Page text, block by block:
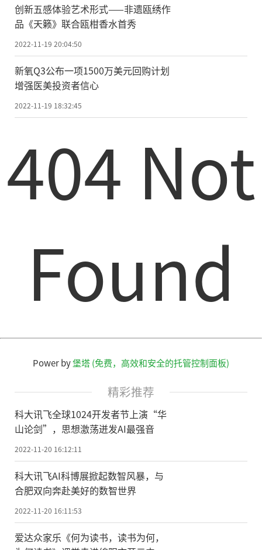
创新五感体验艺术形式——非遗瓯绣作
品《天籁》联合瓯柑香水首秀
2022-11-19 20:04:50
新氧Q3公布一项1500万美元回购计划
增强医美投资者信心
2022-11-19 18:32:45
404 Not
Found
Power by堡塔 (免费，高效和安全的托管控制面板)
精彩推荐
科大讯飞全球1024开发者节上演“华
山论剑”，思想激荡迸发AI最强音
2022-11-20 16:12:11
科大讯飞AI科博展掀起数智风暴，与
合肥双向奔赴美好的数智世界
2022-11-20 16:11:53
爱达众家乐《何为读书，读书为何，